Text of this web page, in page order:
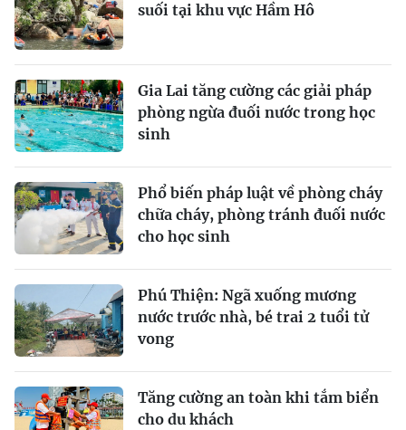
suối tại khu vực Hầm Hô
Gia Lai tăng cường các giải pháp
phòng ngừa đuối nước trong học
sinh
Phổ biến pháp luật về phòng cháy
chữa cháy, phòng tránh đuối nước
cho học sinh
Phú Thiện: Ngã xuống mương
nước trước nhà, bé trai 2 tuổi tử
vong
Tăng cường an toàn khi tắm biển
cho du khách